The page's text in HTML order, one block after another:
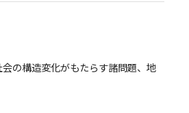
の構造変化がもたらす諸問題、地